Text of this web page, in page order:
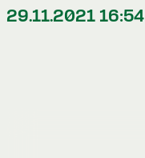
29.11.2021 16:54